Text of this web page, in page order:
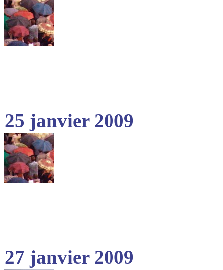
25 janvier 2009
27 janvier 2009